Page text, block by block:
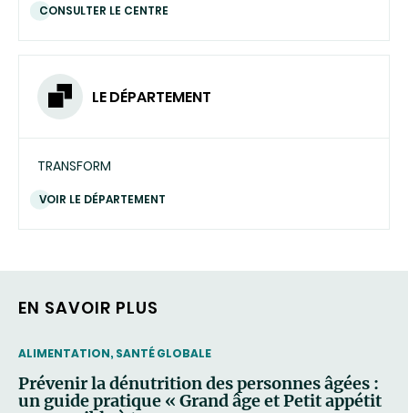
CONSULTER LE CENTRE
LE DÉPARTEMENT
TRANSFORM
VOIR LE DÉPARTEMENT
EN SAVOIR PLUS
THEMATIC
ALIMENTATION, SANTÉ GLOBALE
Prévenir la dénutrition des personnes âgées :
un guide pratique « Grand âge et Petit appétit